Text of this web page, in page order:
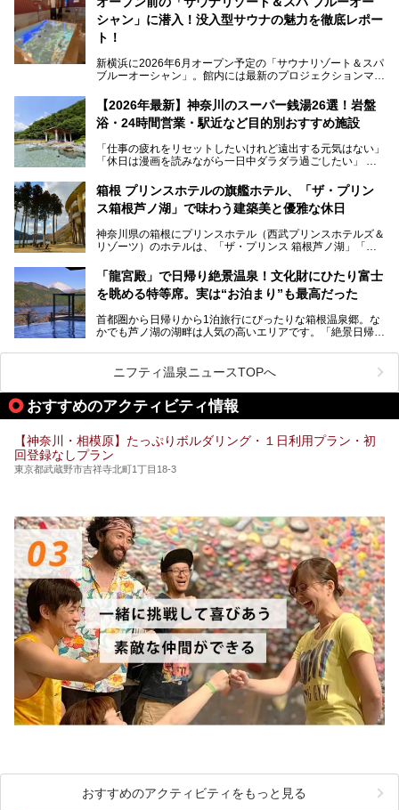
ペースの過ごしやすさまで徹底チェック。新横浜エリアで日
常の疲れをリセットしたい人、ライブやスポーツ観戦遠征組
は必見です。
シャン」に潜入！没入型サウナの魅力を徹底レポー
ト！
新横浜に2026年6月オープン予定の「サウナリゾート＆スパ
ブルーオーシャン」。館内には最新のプロジェクションマッ
的な“没入感（イマーシブ）”を体験できます。
今回は、そんな大注目の施設に一足先にお邪魔し、その全貌
を見学させていただきました！
サウナ室の中に咲き誇る桜、魚たちが泳ぐ水風呂、そしてバ
リのビーチを思わせる休憩スペース…。驚きの連続だった館
内の様子をレポートします！
【2026年最新】神奈川のスーパー銭湯26選！岩盤
浴・24時間営業・駅近など目的別おすすめ施設
「仕事の疲れをリセットしたいけれど遠出する元気はない」
「休日は漫画を読みながら一日中ダラダラ過ごしたい」
たい」
そんな「癒やされたい」という願いを叶えてくれるのが、神
神奈川県には、サウナや岩盤浴、一日中遊べるエンタメ施設
など、“非日常”を味わえるスーパー銭湯が数多く揃っていま
う」という人も多いはず。
そこで今回は、神奈川県内の人気施設26選を「安さ」「岩
業」「駅近」など、目的別に厳選して紹介します。
今の気分にぴったりの施設を見つけて、最高のリフレッシュ
箱根 プリンスホテルの旗艦ホテル、「ザ・プリン
ス箱根芦ノ湖」で味わう建築美と優雅な休日
神奈川県の箱根にプリンスホテル（西武プリンスホテルズ＆
リゾーツ）のホテルは、「ザ・プリンス 箱根芦ノ湖」「芦
「箱根仙石原プリンスホテル」と4軒あり、今回ご紹介する
「ザ・プリンス 箱根芦ノ湖」は、その中でもフラッグシッ
プ（旗艦）に位置づけられる特別なホテルです。
昭和の日本を代表する建築家の一人、村野藤吾が芦ノ湖の畔
に建てた桃源郷のようなホテルがここ。自家源泉の温泉や、
提供元：株式会社西武・プリンスホテルズワールドワイド
【PR】
この記事はザ・プリンス 箱根芦ノ湖のPR記事です。
「龍宮殿」で日帰り絶景温泉！文化財にひたり富士
を眺める特等席。実は“お泊まり”も最高だった
首都圏から日帰りから1泊旅行にぴったりな箱根温泉郷。な
かでも芦ノ湖の湖畔は人気の高いエリアです。「絶景日帰り
が楽しめるまさに眺望自慢の日帰り温泉。
そしてここは全24室の「箱根 芦ノ湖畔蛸川温泉 龍宮殿」と
して宿泊もできます。宿泊者は「龍宮殿本館」の営業時間に
加えて、朝6時からの宿泊者専用時間帯にも「龍宮殿本館」
のお風呂が利用できます。
今回は日帰り温泉としての「絶景日帰り温泉 龍宮殿本館
（以下、龍宮殿本館）」と、旅館としての「箱根 芦ノ湖畔
蛸川温泉 龍宮殿（以下、龍宮殿）」の両方の魅力をたっぷ
───
提供元：株式会社西武・プリンスホテルズワールドワイド
【PR】
この記事は箱根 芦ノ湖畔蛸川温泉 龍宮殿のPR記事です。
ニフティ温泉ニュースTOPへ
おすすめのアクティビティ情報
【神奈川・相模原】たっぷりボルダリング・１日利用プラン・初
回登録なしプラン
東京都武蔵野市吉祥寺北町1丁目18-3
おすすめのアクティビティをもっと見る